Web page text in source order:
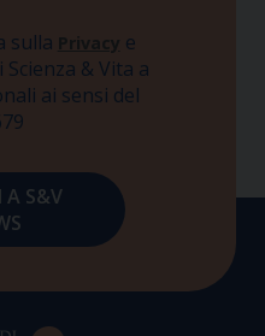
sulla Privacy e
& Vita a
ai sensi del